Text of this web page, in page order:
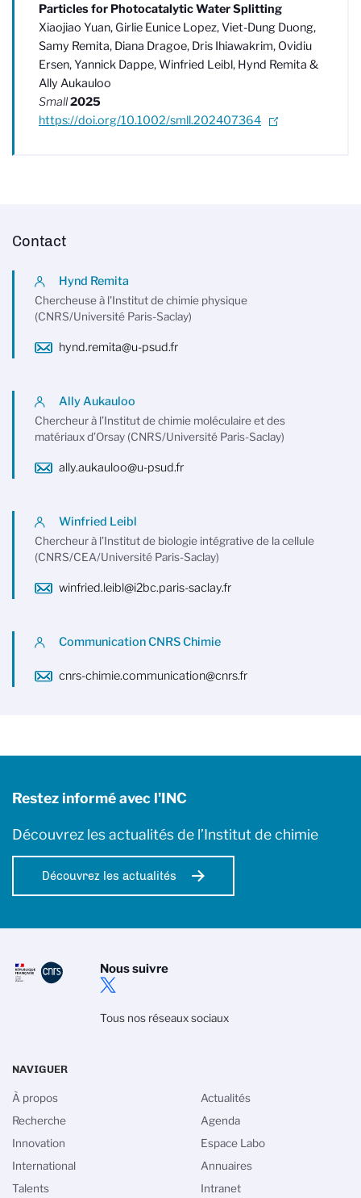
Particles for Photocatalytic Water Splitting
Xiaojiao Yuan, Girlie Eunice Lopez, Viet-Dung Duong,
Samy Remita, Diana Dragoe, Dris Ihiawakrim, Ovidiu
Ersen, Yannick Dappe, Winfried Leibl, Hynd Remita &
Ally Aukauloo
Small2025
https://doi.org/10.1002/smll.202407364
Contact
Hynd Remita
Chercheuse à l'Institut de chimie physique
(CNRS/Université Paris-Saclay)
hynd.remita@u-psud.fr
Ally Aukauloo
Chercheur à l’Institut de chimie moléculaire et des
matériaux d’Orsay (CNRS/Université Paris-Saclay)
ally.aukauloo@u-psud.fr
Winfried Leibl
Chercheur à l’Institut de biologie intégrative de la cellule
(CNRS/CEA/Université Paris-Saclay)
winfried.leibl@i2bc.paris-saclay.fr
Communication CNRS Chimie
cnrs-chimie.communication@cnrs.fr
Restez informé avec l'INC
Découvrez les actualités de l’Institut de chimie
Découvrez les actualités
Nous suivre
Tous nos réseaux sociaux
NAVIGUER
À propos
Recherche
Innovation
International
Talents
Actualités
Agenda
Espace Labo
Annuaires
Intranet